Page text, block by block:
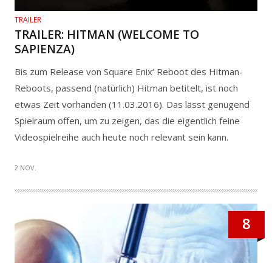
TRAILER
TRAILER: HITMAN (WELCOME TO
SAPIENZA)
Bis zum Release von Square Enix‘ Reboot des Hitman-
Reboots, passend (natürlich) Hitman betitelt, ist noch
etwas Zeit vorhanden (11.03.2016). Das lässt genügend
Spielraum offen, um zu zeigen, das die eigentlich feine
Videospielreihe auch heute noch relevant sein kann.
2 NOV.
8